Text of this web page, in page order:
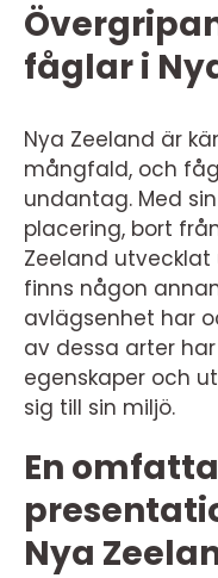
fåglar i
Nya Zeeland är
mångfald, och
undantag. Med
placering, bort
Zeeland
finns någon
avlägsenhet har
av dessa arter
egenskaper och
sig till sin miljö.
En
Nya